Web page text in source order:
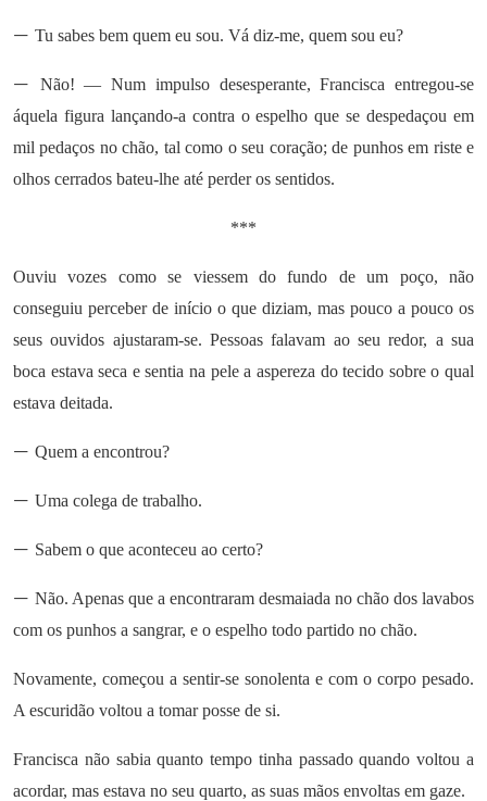
— Tu sabes bem quem eu sou. Vá diz-me, quem sou eu?
—
Não! — Num impulso desesperante, Francisca entregou-se
áquela figura lançando-a contra o espelho que se despedaçou em
mil pedaços no chão, tal como o seu coração; de punhos em riste e
olhos cerrados bateu-lhe até perder os sentidos.
***
Ouviu vozes como se viessem do fundo de um poço, não
conseguiu perceber de início o que diziam, mas pouco a pouco os
seus ouvidos ajustaram-se. Pessoas falavam ao seu redor, a sua
boca estava seca e sentia na pele a aspereza do tecido sobre o qual
estava deitada.
— Quem a encontrou?
— Uma colega de trabalho.
— Sabem o que aconteceu ao certo?
— Não. Apenas que a encontraram desmaiada no chão dos lavabos
com os punhos a sangrar, e o espelho todo partido no chão.
Novamente, começou a sentir-se sonolenta e com o corpo pesado.
A escuridão voltou a tomar posse de si.
Francisca não sabia quanto tempo tinha passado quando voltou a
acordar, mas estava no seu quarto, as suas mãos envoltas em gaze.